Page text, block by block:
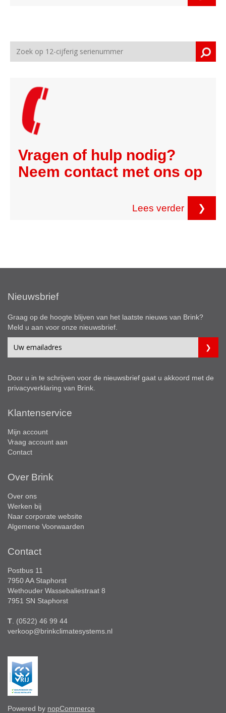
Vragen of hulp nodig?
Neem contact met ons op
Lees verder ❯
Nieuwsbrief
Graag op de hoogte blijven van het laatste nieuws van Brink?
Meld u aan voor onze nieuwsbrief.
Door u in te schrijven voor de nieuwsbrief gaat u akkoord met de
privacyverklaring van Brink.
Klantenservice
Mijn account
Vraag account aan
Contact
Over Brink
Over ons
Werken bij
Naar corporate website
Algemene Voorwaarden
Contact
Postbus 11
7950 AA Staphorst
Wethouder Wassebaliestraat 8
7951 SN Staphorst
T . (0522) 46 99 44
verkoop@brinkclimatesystems.nl
Powered by nopCommerce